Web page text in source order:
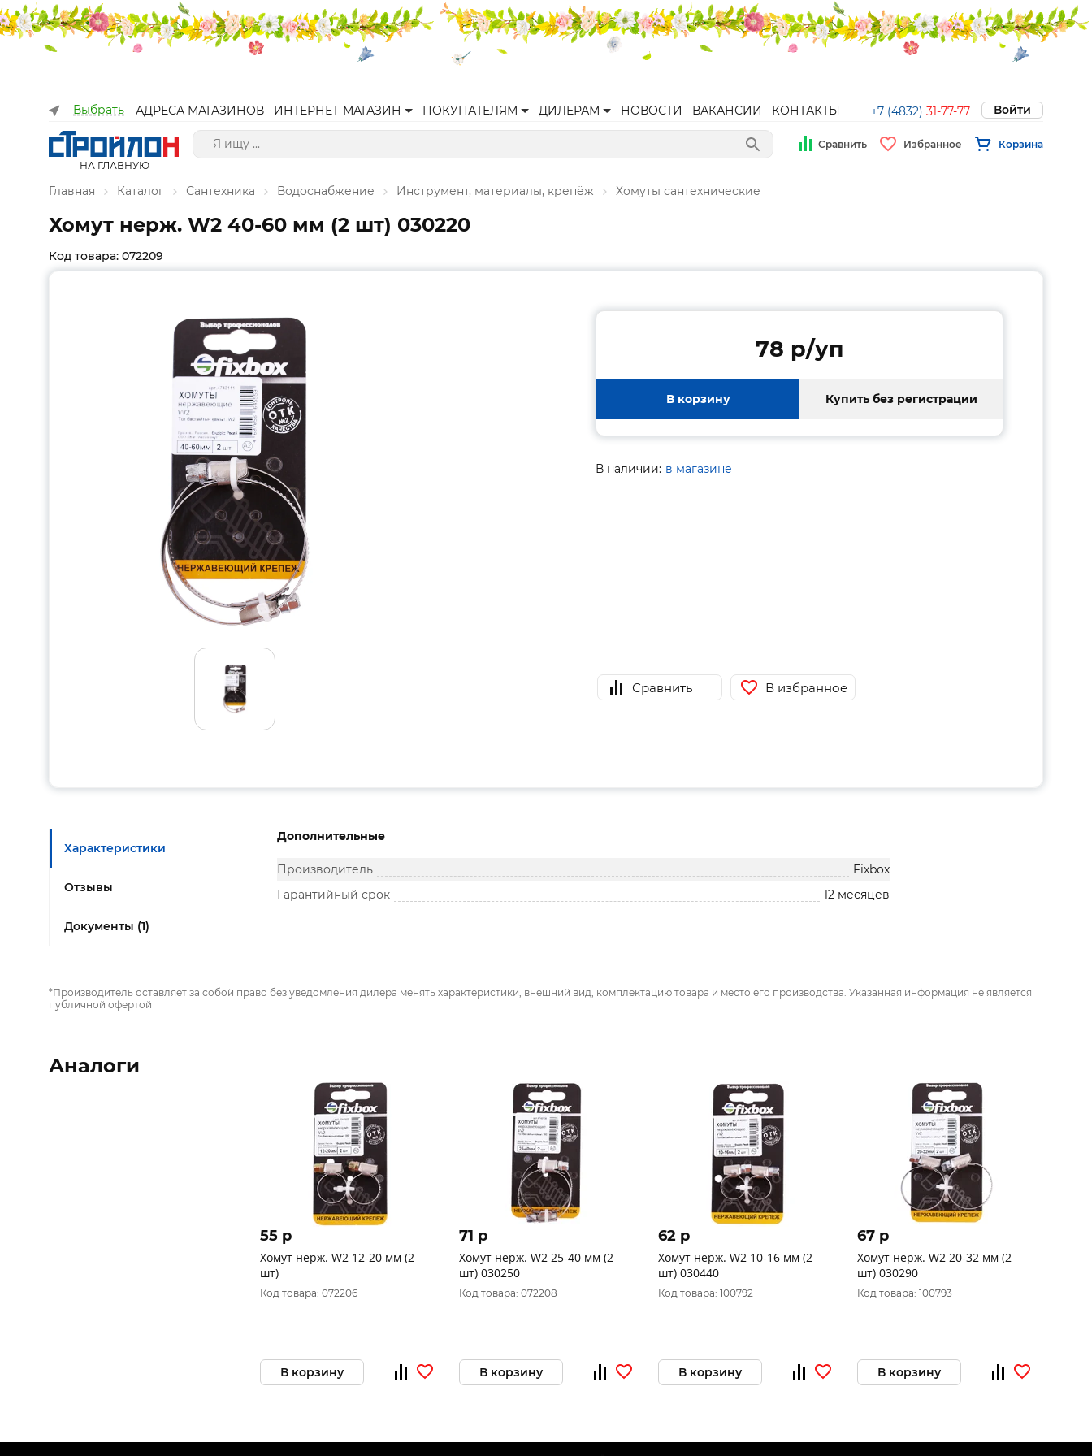
Выбрать АДРЕСА МАГАЗИНОВ ИНТЕРНЕТ-МАГАЗИН ПОКУПАТЕЛЯМ ДИЛЕРАМ НОВОСТИ ВАКАНСИИ КОНТАКТЫ +7 (4832) 31-77-77 Войти
НА ГЛАВНУЮ
Сравнить Избранное Корзина
Главная Каталог Сантехника Водоснабжение Инструмент, материалы, крепёж Хомуты сантехнические
Хомут нерж. W2 40-60 мм (2 шт) 030220
Код товара: 072209
78 p/уп
В корзину Купить без регистрации
В наличии: в магазине
Сравнить В избранное
Характеристики
Отзывы
Документы (1)
Дополнительные
Производитель
Fixbox
Гарантийный срок
12 месяцев
*Производитель оставляет за собой право без уведомления дилера менять характеристики, внешний вид, комплектацию товара и место его производства. Указанная информация не является
публичной офертой
Аналоги
55 p
Хомут нерж. W2 12-20 мм (2
шт)
Код товара: 072206
В корзину
71 p
Хомут нерж. W2 25-40 мм (2
шт) 030250
Код товара: 072208
В корзину
62 p
Хомут нерж. W2 10-16 мм (2
шт) 030440
Код товара: 100792
В корзину
67 p
Хомут нерж. W2 20-32 мм (2
шт) 030290
Код товара: 100793
В корзину